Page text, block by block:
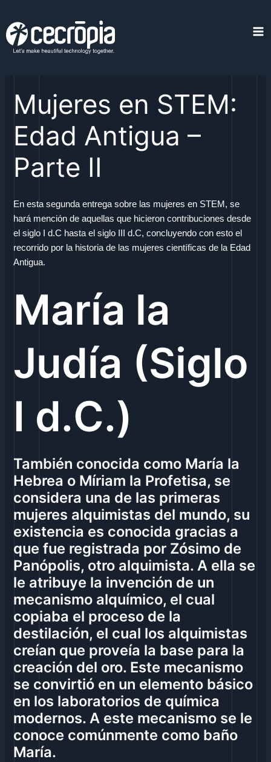
content
Mujeres en STEM:
Edad Antigua –
Parte II
En esta segunda entrega sobre las mujeres en STEM, se
hará mención de aquellas que hicieron contribuciones desde
el siglo I d.C hasta el siglo III d.C, concluyendo con esto el
recorrido por la historia de las mujeres científicas de la Edad
Antigua.
María la
Judía (Siglo
I d.C.)
También conocida como María la
Hebrea o Míriam la Profetisa, se
considera una de las primeras
mujeres alquimistas del mundo, su
existencia es conocida gracias a
que fue registrada por Zósimo de
Panópolis, otro alquimista. A ella se
le atribuye la invención de un
mecanismo alquímico, el cual
copiaba el proceso de la
destilación, el cual los alquimistas
creían que proveía la base para la
creación del oro. Este mecanismo
se convirtió en un elemento básico
en los laboratorios de química
modernos. A este mecanismo se le
conoce comúnmente como baño
María.